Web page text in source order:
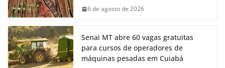
6 de agosto de 2026
Senai MT abre 60 vagas gratuitas
para cursos de operadores de
máquinas pesadas em Cuiabá